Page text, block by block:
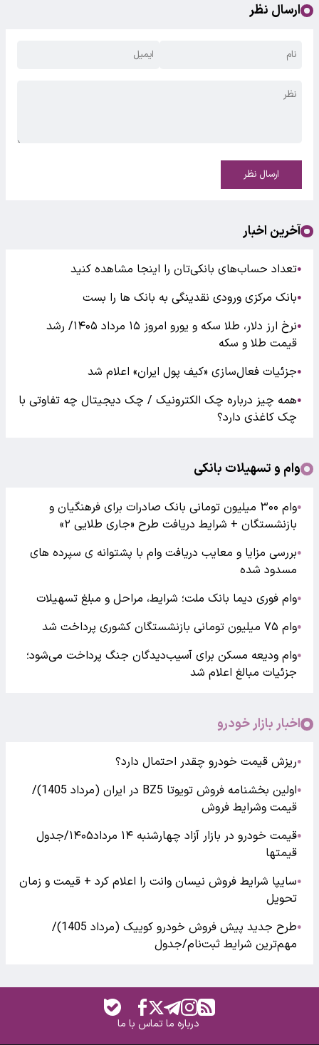
ارسال نظر
ارسال نظر
آخرین اخبار
●تعداد حساب‌های بانکی‌تان را اینجا مشاهده کنید
●بانک مرکزی ورودی نقدینگی به بانک ها را بست
●
نرخ ارز دلار، طلا سکه و یورو امروز ۱۵ مرداد ۱۴۰۵/ رشد
قیمت طلا و سکه
●جزئیات فعال‌سازی «کیف پول ایران» اعلام شد
●همه چیز درباره چک الکترونیک / چک دیجیتال چه تفاوتی با
چک کاغذی دارد؟
وام و تسهیلات بانکی
●
وام ۳۰۰ میلیون تومانی بانک صادرات برای فرهنگیان و
بازنشستگان + شرایط دریافت طرح «جاری طلایی ۲»
●بررسی مزایا و معایب دریافت وام با پشتوانه ی سپرده های
مسدود شده
●وام فوری دیما بانک ملت؛ شرایط، مراحل و مبلغ تسهیلات
●وام ۷۵ میلیون تومانی بازنشستگان کشوری پرداخت شد
●وام ودیعه مسکن برای آسیب‌دیدگان جنگ پرداخت می‌شود؛
جزئیات مبالغ اعلام شد
اخبار بازار خودرو
●ریزش قیمت خودرو چقدر احتمال دارد؟
●
اولین بخشنامه فروش تویوتا BZ5 در ایران (مرداد 1405)/
قیمت وشرایط فروش
●
قیمت خودرو در بازار آزاد چهارشنبه ۱۴ مرداد۱۴۰۵/جدول
قیمتها
●سایپا شرایط فروش نیسان وانت را اعلام کرد + قیمت و زمان
تحویل
●
طرح جدید پیش فروش خودرو کوییک (مرداد 1405)/
مهم‌ترین شرایط ثبت‌نام/جدول
درباره ماتماس با ما